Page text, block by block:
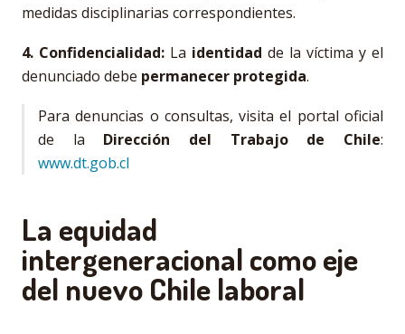
medidas disciplinarias correspondientes.
4. Confidencialidad: La identidad de la víctima y el
denunciado debe permanecer protegida.
Para denuncias o consultas, visita el portal oficial
de la Dirección del Trabajo de Chile:
www.dt.gob.cl
La equidad
intergeneracional como eje
del nuevo Chile laboral